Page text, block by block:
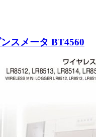
スメータ BT4560